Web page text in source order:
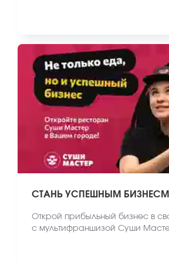
СТАНЬ УСПЕШНЫМ
Открой прибыльный бизнес в
с мультифраншизой Суши